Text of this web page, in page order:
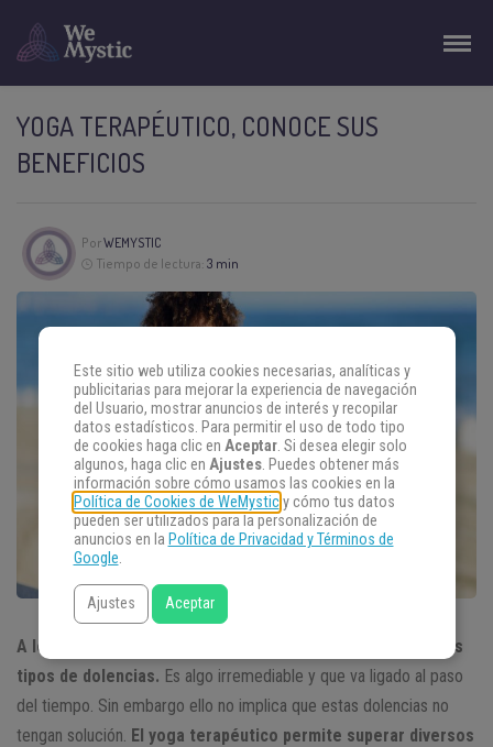
YOGA TERAPÉUTICO, CONOCE SUS
BENEFICIOS
PorWEMYSTIC
Tiempo de lectura: 3 min
A lo largo de nuestra vida el cuerpo suele sufrir diferentes
tipos de dolencias. Es algo irremediable y que va ligado al paso
del tiempo. Sin embargo ello no implica que estas dolencias no
tengan solución. El yoga terapéutico permite superar diversos
Este sitio web utiliza cookies necesarias, analíticas y
publicitarias para mejorar la experiencia de navegación
del Usuario, mostrar anuncios de interés y recopilar
datos estadísticos. Para permitir el uso de todo tipo
de cookies haga clic en Aceptar. Si desea elegir solo
algunos, haga clic en Ajustes. Puedes obtener más
información sobre cómo usamos las cookies en la
Política de Cookies de WeMysticy cómo tus datos
pueden ser utilizados para la personalización de
anuncios en la Política de Privacidad y Términos de
Google.
Ajustes Aceptar